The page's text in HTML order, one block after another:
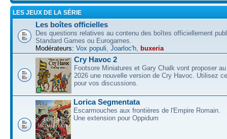
LES JEUX DE LA SÉRIE
Les boîtes officielles
Des questions relatives au contenu des boîtes officiellement
Standard Games ou Eurogames.
Modérateurs: Vox populi, Joarloc'h, buxeria
Cry Havoc 2
Footsore Miniatures et Gary Chalk vont proposer
2026 une nouvelle version de Cry Havoc. Utilisez
pour vos discussions.
Lorica Segmentata
Escarmouches aux frontières de l'Empire Romain.
Une extension pour Oppidum